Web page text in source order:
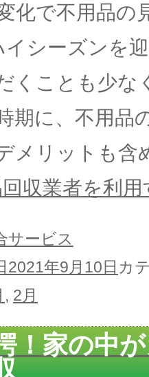
化で不用品の
シーズンを
くことも少
期に、不用品
メリットも含
収業者を利
サービス
2021年9月10日 カ
, 2月
！家の中